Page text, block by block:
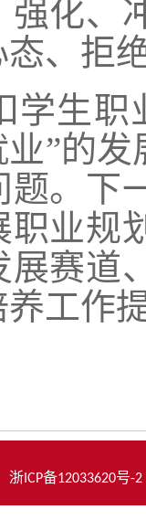
强化、
、拒
学生
”的发
题。下
职业规
展赛道
工作
浙ICP备12033620